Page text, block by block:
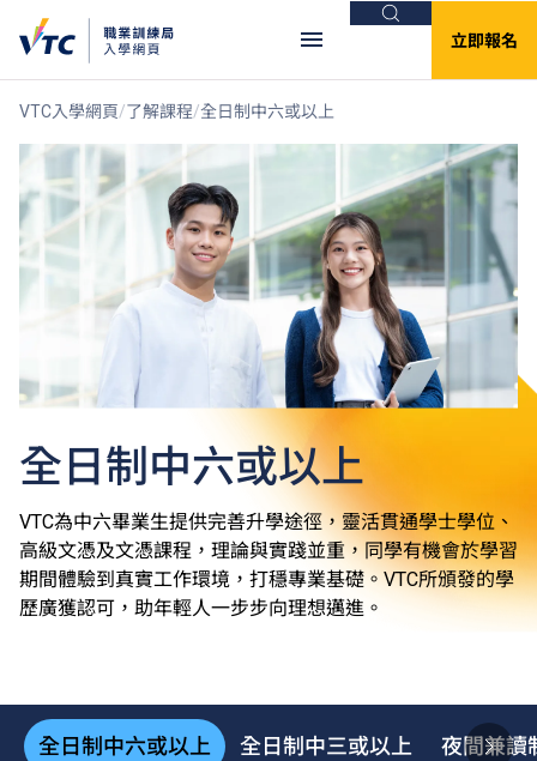
搜尋
立即報名
VTC入學網頁 了解課程 全日制中六或以上
全日制中六或以上
VTC為中六畢業生提供完善升學途徑，靈活貫通學士學位、
高級文憑及文憑課程，理論與實踐並重，同學有機會於學習
期間體驗到真實工作環境，打穩專業基礎。VTC所頒發的學
歷廣獲認可，助年輕人一步步向理想邁進。
全日制中六或以上 全日制中三或以上 夜間兼讀